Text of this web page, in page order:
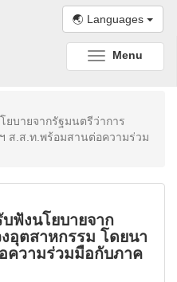
🌏 Languages
Toggle
navigation
Menu
ยบายจากรัฐมนตรีว่าการ
ส.ส.ท.พร้อมสานต่อความร่วม
ฟังนโยบายจาก
อุตสาหกรรม โดยนา
ความร่วมมือกับภาค